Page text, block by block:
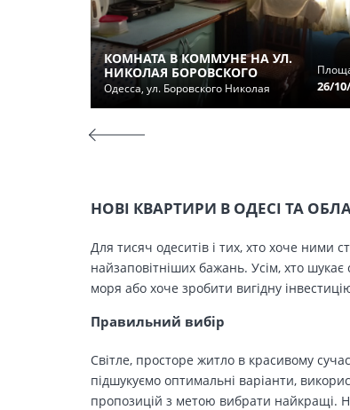
КОМНАТА В КОММУНЕ НА УЛ.
НИКОЛАЯ БОРОВСКОГО
Одесса, ул. Боровского Николая 26/
НОВІ КВАРТИРИ В ОДЕСІ ТА
Для тисяч одеситів і тих, хто хоче ними
найзаповітніших бажань. Усім, хто
моря або хоче зробити вигідну
Правильний вибір
Світле, просторе житло в красивому
підшукуємо оптимальні варіанти,
пропозицій з метою вибрати найкращі.